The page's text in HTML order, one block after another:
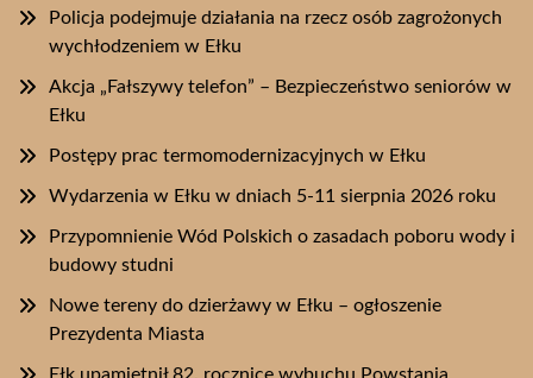
Policja podejmuje działania na rzecz osób zagrożonych
wychłodzeniem w Ełku
Akcja „Fałszywy telefon” – Bezpieczeństwo seniorów w
Ełku
Postępy prac termomodernizacyjnych w Ełku
Wydarzenia w Ełku w dniach 5-11 sierpnia 2026 roku
Przypomnienie Wód Polskich o zasadach poboru wody i
budowy studni
Nowe tereny do dzierżawy w Ełku – ogłoszenie
Prezydenta Miasta